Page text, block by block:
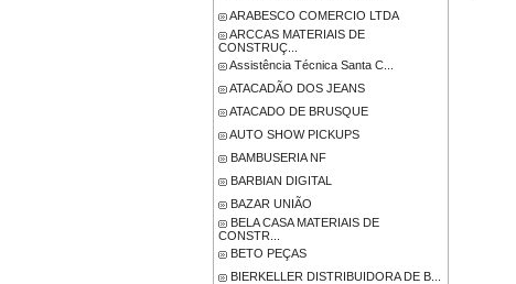
ARABESCO COMERCIO LTDA
ARCCAS MATERIAIS DE
CONSTRUÇ...
Assistência Técnica Santa C...
ATACADÃO DOS JEANS
ATACADO DE BRUSQUE
AUTO SHOW PICKUPS
BAMBUSERIA NF
BARBIAN DIGITAL
BAZAR UNIÃO
BELA CASA MATERIAIS DE
CONSTR...
BETO PEÇAS
BIERKELLER DISTRIBUIDORA DE B...